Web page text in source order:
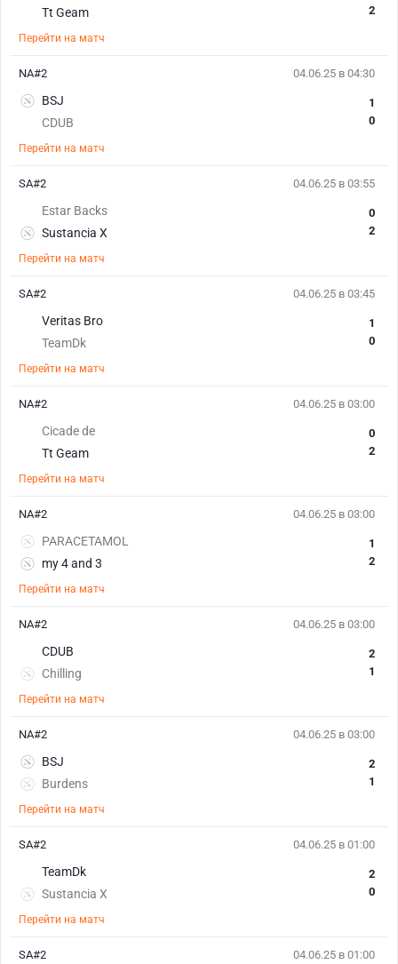
Tt Geam
2
Перейти на матч
04.06.25 в 04:30
BSJ
CDUB
1
0
Перейти на матч
NA#2
04.06.25 в 03:55
Estar Backs
Sustancia X
0
2
Перейти на матч
SA#2
04.06.25 в 03:45
Veritas Bro
TeamDk
1
0
Перейти на матч
SA#2
04.06.25 в 03:00
Cicade de
Tt Geam
0
2
Перейти на матч
NA#2
04.06.25 в 03:00
PARACETAMOL
my 4 and 3
1
2
Перейти на матч
NA#2
04.06.25 в 03:00
CDUB
Chilling
2
1
Перейти на матч
NA#2
04.06.25 в 03:00
BSJ
Burdens
2
1
Перейти на матч
NA#2
04.06.25 в 01:00
TeamDk
Sustancia X
2
0
Перейти на матч
SA#2
04.06.25 в 01:00
SA#2